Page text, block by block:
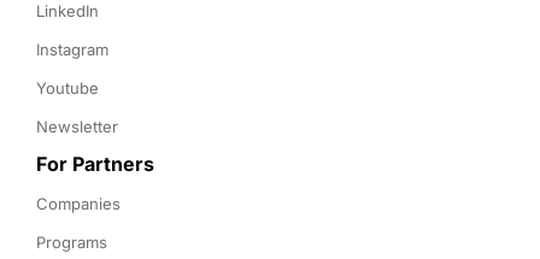
LinkedIn
Instagram
Youtube
Newsletter
For Partners
Companies
Programs